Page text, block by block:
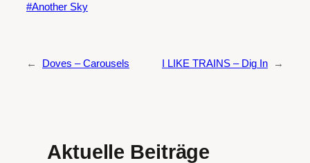
Another Sky
← Doves – Carousels I LIKE TRAINS – Dig In →
Aktuelle Beiträge